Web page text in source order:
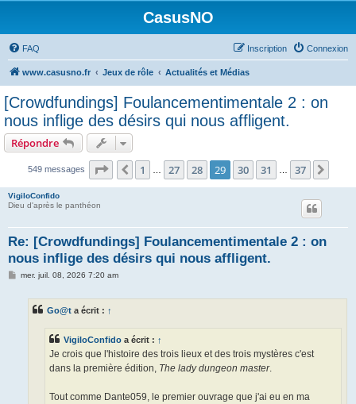
CasusNO
FAQ Connexion
Inscription
www.casusno.fr Jeux de rôle Actualités et Médias
[Crowdfundings] Foulancementimentale 2 : on
nous inflige des désirs qui nous affligent.
Répondre
549 messages Page 29 sur 37
Précédent
1 27 28 29 30 31 37
VigiloConfido
Dieu d'après le panthéon
Re: [Crowdfundings] Foulancementimentale 2 : on
nous inflige des désirs qui nous affligent.
Mmer. juil. 08, 2026 7:20 am
Go@t a écrit : ↑
VigiloConfido a écrit : ↑
Je crois que l'histoire des trois lieux et des trois mystères c'est
dans la première édition, The lady dungeon master.
Tout comme Dante059, le premier ouvrage que j'ai eu en ma